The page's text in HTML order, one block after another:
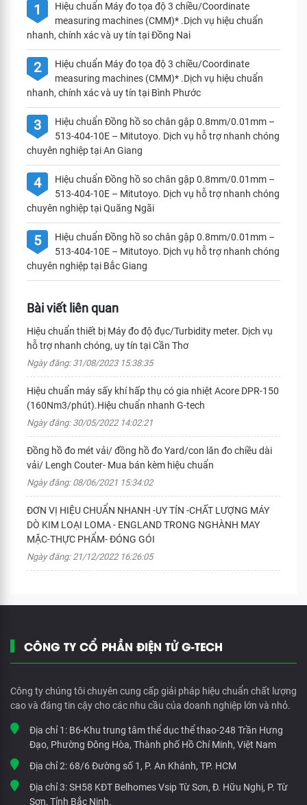
1
Hiệu chuẩn Máy đo tọa độ 3 chiều/Coordinate
measuring machines (CMM)* .Dịch vụ hiệu chuẩn
nhanh, chính xác và uy tín tại Đồng Nai
2
Hiệu chuẩn Máy đo tọa độ 3 chiều/Coordinate
measuring machines (CMM)* .Dịch vụ hiệu chuẩn
nhanh, chính xác và uy tín tại Bình Phước
3
Hiệu chuẩn Đồng hồ so chân gập 0.8mm/0.01mm –
513-404-10E – Mitutoyo. Dịch vụ hỗ trợ nhanh chóng
chuyên nghiệp tại An Giang
4
Hiệu chuẩn Đồng hồ so chân gập 0.8mm/0.01mm –
513-404-10E – Mitutoyo. Dịch vụ hỗ trợ nhanh chóng
chuyên nghiệp tại Quãng Ngãi
5
Hiệu chuẩn Đồng hồ so chân gập 0.8mm/0.01mm –
513-404-10E – Mitutoyo. Dịch vụ hỗ trợ nhanh chóng
chuyên nghiệp tại Bắc Giang
Bài viết liên quan
Hiệu chuẩn thiết bị Máy đo độ đục/Turbidity meter. Dịch vụ
hỗ trợ nhanh chóng, uy tín tại Cần Thơ
Ngày đăng: 31/08/2023 15:38:35
Hiệu chuẩn máy sấy khí hấp thụ có gia nhiệt Acore DPR-150
(160Nm3/phút).Hiệu chuẩn nhanh G-tech
Ngày đăng: 30/05/2022 14:02:21
Đồng hồ đo mét vải/ đồng hồ đo Yard/con lăn đo chiều dài
vải/ Lengh Couter- Mua bán kèm hiệu chuẩn
Ngày đăng: 08/06/2021 15:34:02
ĐƠN VỊ HIỆU CHUẨN NHANH -UY TÍN -CHẤT LƯỢNG MÁY
DÒ KIM LOẠI LOMA - ENGLAND TRONG NGHÀNH MAY
MẶC-THỰC PHẨM- ĐÓNG GÓI
Ngày đăng: 21/12/2022 16:26:05
CÔNG TY CỔ PHẦN ĐIỆN TỬ G-TECH
Công ty chúng tôi chuyên cung cấp giải pháp hiệu chuẩn chất lượng
cao và đáng tin cậy cho các nhu cầu của doanh nghiệp lớn và nhỏ.
Địa chỉ 1: B6-Khu trung tâm thể dục thể thao-248 Trần Hưng
Đạo, Phường Đông Hòa, Thành phố Hồ Chí Minh, Việt Nam
Địa chỉ 2: 68/6 Đường số 1, P. An Khánh, TP. HCM
Địa chỉ 3:SH58 KĐT Belhomes Vsip Từ Sơn, Đ. Hữu Nghị, P. Từ
Sơn, Tỉnh Bắc Ninh.